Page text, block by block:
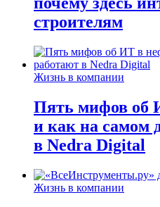
строителям
Жизнь в компании
Пять мифов об
и как на самом
в Nedra Digital
Жизнь в компании